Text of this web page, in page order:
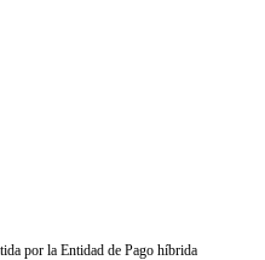
por la Entidad de Pago híbrida